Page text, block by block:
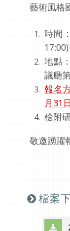
藝術風格
時間
地點
議廳
報名
月31
檢附
敬邀踴躍
檔案